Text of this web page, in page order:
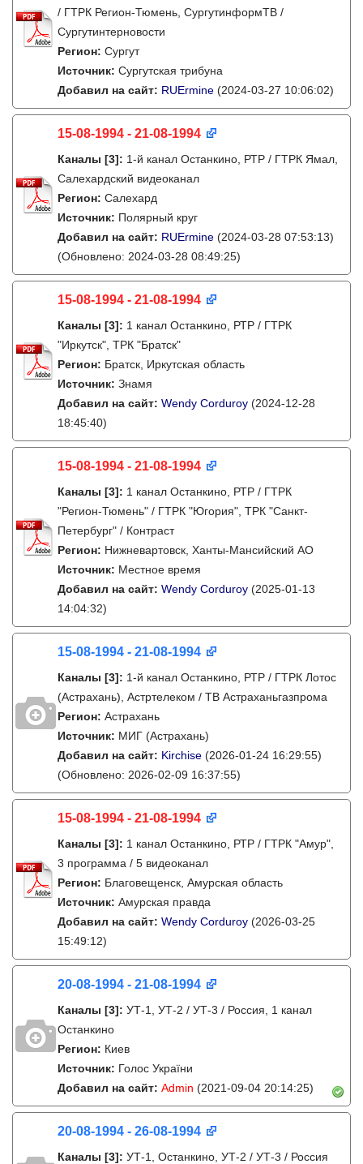
/ ГТРК Регион-Тюмень, СургутинформТВ /
Сургутинтерновости
Регион: Сургут
Источник: Сургутская трибуна
Добавил на сайт: RUErmine (2024-03-27 10:06:02)
15-08-1994 - 21-08-1994
Каналы [3]: 1-й канал Останкино, РТР / ГТРК Ямал,
Салехардский видеоканал
Регион: Салехард
Источник: Полярный круг
Добавил на сайт: RUErmine (2024-03-28 07:53:13)
(Обновлено: 2024-03-28 08:49:25)
15-08-1994 - 21-08-1994
Каналы [3]: 1 канал Останкино, РТР / ГТРК
"Иркутск", ТРК "Братск"
Регион: Братск, Иркутская область
Источник: Знамя
Добавил на сайт: Wendy Corduroy (2024-12-28
18:45:40)
15-08-1994 - 21-08-1994
Каналы [3]: 1 канал Останкино, РТР / ГТРК
"Регион-Тюмень" / ГТРК "Югория", ТРК "Санкт-
Петербург" / Контраст
Регион: Нижневартовск, Ханты-Мансийский АО
Источник: Местное время
Добавил на сайт: Wendy Corduroy (2025-01-13
14:04:32)
15-08-1994 - 21-08-1994
Каналы [3]: 1-й канал Останкино, РТР / ГТРК Лотос
(Астрахань), Астртелеком / ТВ Астраханьгазпрома
Регион: Астрахань
Источник: МИГ (Астрахань)
Добавил на сайт: Kirchise (2026-01-24 16:29:55)
(Обновлено: 2026-02-09 16:37:55)
15-08-1994 - 21-08-1994
Каналы [3]: 1 канал Останкино, РТР / ГТРК "Амур",
3 программа / 5 видеоканал
Регион: Благовещенск, Амурская область
Источник: Амурская правда
Добавил на сайт: Wendy Corduroy (2026-03-25
15:49:12)
20-08-1994 - 21-08-1994
Каналы [3]: УТ-1, УТ-2 / УТ-3 / Россия, 1 канал
Останкино
Регион: Киев
Источник: Голос України
Добавил на сайт: Admin (2021-09-04 20:14:25)
20-08-1994 - 26-08-1994
Каналы [3]: УТ-1, Останкино, УТ-2 / УТ-3 / Россия